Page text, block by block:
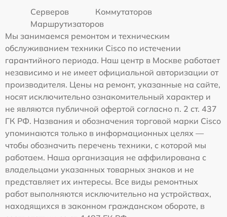
Серверов
Коммутаторов
Маршрутизаторов
Мы занимаемся ремонтом и техническим
обслуживанием техники Cisco по истечении
гарантийного периода. Наш центр в Москве работает
независимо и не имеет официальной авторизации от
производителя. Цены на ремонт, указанные на сайте,
носят исключительно ознакомительный характер и
не являются публичной офертой согласно п. 2 ст. 437
ГК РФ. Названия и обозначения торговой марки Cisco
упоминаются только в информационных целях —
чтобы обозначить перечень техники, с которой мы
работаем. Наша организация не аффилирована с
владельцами указанных товарных знаков и не
представляет их интересы. Все виды ремонтных
работ выполняются исключительно на устройствах,
находящихся в законном гражданском обороте, в